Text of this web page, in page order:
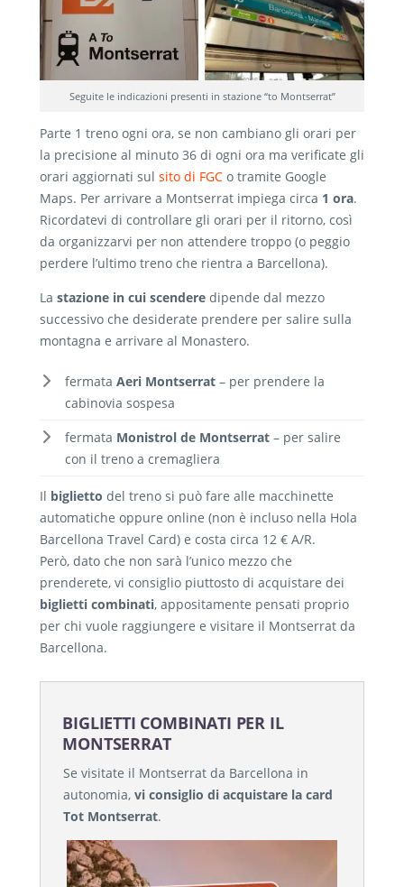
Seguite le indicazioni presenti in stazione “to Montserrat”
Parte 1 treno ogni ora, se non cambiano gli orari per
la precisione al minuto 36 di ogni ora ma verificate gli
orari aggiornati sul sito di FGC o tramite Google
Maps. Per arrivare a Montserrat impiega circa 1 ora.
Ricordatevi di controllare gli orari per il ritorno, così
da organizzarvi per non attendere troppo (o peggio
perdere l’ultimo treno che rientra a Barcellona).
La stazione in cui scendere dipende dal mezzo
successivo che desiderate prendere per salire sulla
montagna e arrivare al Monastero.
fermata Aeri Montserrat – per prendere la
cabinovia sospesa
fermata Monistrol de Montserrat – per salire
con il treno a cremagliera
Il biglietto del treno si può fare alle macchinette
automatiche oppure online (non è incluso nella Hola
Barcellona Travel Card) e costa circa 12 € A/R.
Però, dato che non sarà l’unico mezzo che
prenderete, vi consiglio piuttosto di acquistare dei
biglietti combinati, appositamente pensati proprio
per chi vuole raggiungere e visitare il Montserrat da
Barcellona.
BIGLIETTI COMBINATI PER IL
MONTSERRAT
Se visitate il Montserrat da Barcellona in
autonomia,vi consiglio di acquistare la card
Tot Montserrat.